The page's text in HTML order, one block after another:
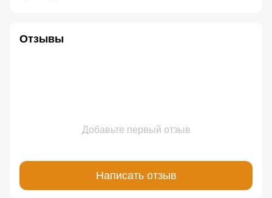
Отзывы
Добавьте первый отзыв
Написать отзыв